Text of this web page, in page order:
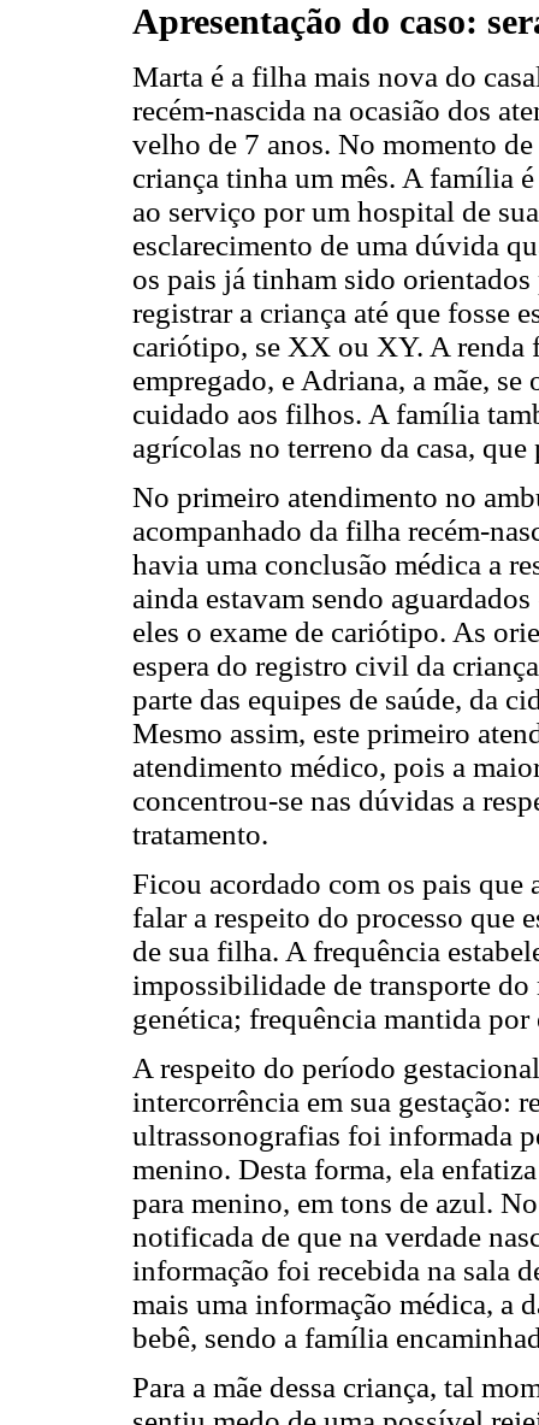
Apresentação do caso:
Marta é a filha mais nova do
recém-nascida na ocasião dos
velho de 7 anos. No momento
criança tinha um mês. A família
ao serviço por um hospital de
esclarecimento de uma dúvida
os pais já tinham sido
registrar a criança até que fosse
cariótipo, se XX ou XY. A
empregado, e Adriana, a mãe,
cuidado aos filhos. A família
agrícolas no terreno da casa,
No primeiro atendimento no
acompanhado da filha recém-
havia uma conclusão médica a
ainda estavam sendo
eles o exame de cariótipo. As
espera do registro civil da
parte das equipes de saúde, da
Mesmo assim, este primeiro
atendimento médico, pois a
concentrou-se nas dúvidas a
tratamento.
Ficou acordado com os pais que
falar a respeito do processo que
de sua filha. A frequência
impossibilidade de transporte
genética; frequência mantida por
A respeito do período
intercorrência em sua gestação:
ultrassonografias foi informada
menino. Desta forma, ela
para menino, em tons de azul.
notificada de que na verdade
informação foi recebida na sala
mais uma informação médica, a
bebê, sendo a família
Para a mãe dessa criança, tal